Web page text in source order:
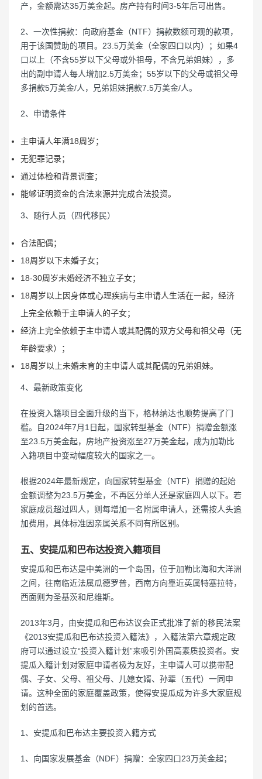
产，金额需达35万美金起。房产持有时间3-5年后可出售。
2、一次性捐款：向政府基金（NTF）捐款数额可观的款项，
用于该国赞助的项目。23.5万美金（全家四口以内）；如果4
口以上（不含55岁以下父母或外祖母，不含兄弟姐妹），多
出的副申请人每人增加2.5万美金；55岁以下的父母或祖父母
多捐款5万美金/人，兄弟姐妹捐款7.5万美金/人。
2、申请条件
主申请人年满18周岁；
无犯罪记录；
通过体检和背景调查；
能够证明资金的合法来源并完成合法投资。
3、随行人员（四代移民）
合法配偶；
18周岁以下未婚子女；
18-30周岁未婚经济不独立子女；
18周岁以上因身体或心理疾病与主申请人生活在一起，经济
上完全依赖于主申请人的子女；
经济上完全依赖于主申请人或其配偶的双方父母和祖父母（无
年龄要求）；
18周岁以上未婚未育的主申请人或其配偶的兄弟姐妹。
4、最新政策变化
在投资入籍项目全面升级的当下，格林纳达也顺势提高了门
槛。自2024年7月1日起，国家转型基金（NTF）捐赠金额涨
至23.5万美金起，房地产投资涨至27万美金起，成为加勒比
入籍项目中变动幅度较大的国家之一。
根据2024年最新规定，向国家转型基金（NTF）捐赠的起始
金额调整为23.5万美金，不再区分单人还是家庭四人以下。若
家庭成员超过四人，则每增加一名附属申请人，还需按人头追
加费用，具体标准因亲属关系不同有所区别。
五、安提瓜和巴布达投资入籍项目
安提瓜和巴布达是中美洲的一个岛国，位于加勒比海和大洋洲
之间，往南临近法属瓜德罗普，西南方向靠近英属特塞拉特，
西面则为圣基茨和尼维斯。
2013年3月，由安提瓜和巴布达议会正式批准了新的移民法案
《2013安提瓜和巴布达投资入籍法》，入籍法第六章规定政
府可以通过设立“投资入籍计划”来吸引外国高素质投资者。安
提瓜入籍计划对家庭申请者极为友好，主申请人可以携带配
偶、子女、父母、祖父母、儿媳女婿、孙辈（五代）一同申
请。这种全面的家庭覆盖政策，使得安提瓜成为许多大家庭规
划的首选。
1、安提瓜和巴布达主要投资入籍方式
1、向国家发展基金（NDF）捐赠：全家四口23万美金起；